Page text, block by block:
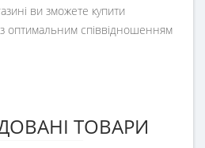
ви зможете купити
з оптимальним співвідношенням
ТОВАРИ